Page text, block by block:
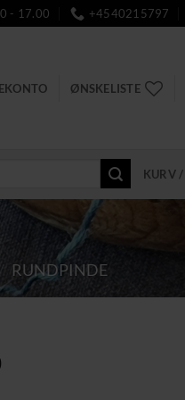
- 17.00 +4540215797
ØNSKELISTE
KURV /
/ RUNDPINDE